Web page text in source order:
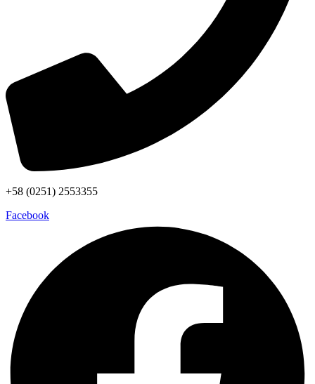
+58 (0251) 2553355
Facebook